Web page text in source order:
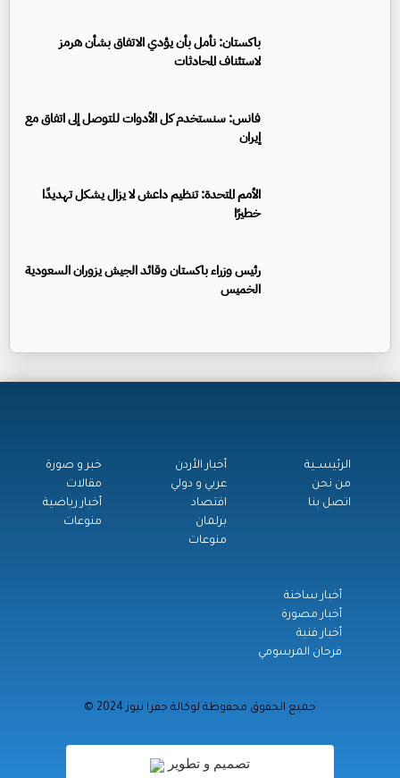
باكستان: نأمل بأن يؤدي الاتفاق بشأن هرمز
لاستئناف المحادثات
فانس: سنستخدم كل الأدوات للتوصل إلى اتفاق مع
إيران
الأمم المتحدة: تنظيم داعش لا يزال يشكل تهديدًا
خطيرًا
رئيس وزراء باكستان وقائد الجيش يزوران السعودية
الخميس
الرئيســية
من نحن
اتصل بنا
أخبار الأردن
عربي و دولي
اقتصاد
برلمان
منوعات
خبر و صورة
مقالات
أخبار رياضية
منوعات
أخبار ساخنة
أخبار مصورة
أخبار فنية
فرحان المرسومي
© جميع الحقوق محفوظة لوكالة جفرا نيوز 2024
تصميم و تطوير